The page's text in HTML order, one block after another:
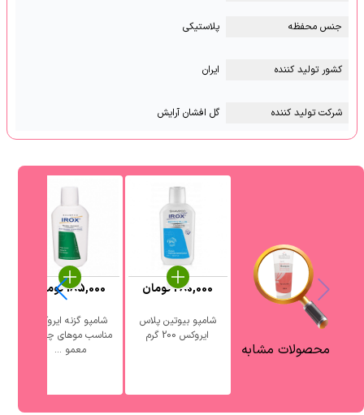
جنس محفظه پلاستیکی
کشور تولید کننده ایران
شرکت تولید کننده گل افشان آرایش
محصولات مشابه
شامپو بیوتین پلاس
ایروکس 200 گرم
280,000تومان
شامپو گزنه ایروکس
مناسب موهای چرب و
معمو ...
185,000تومان